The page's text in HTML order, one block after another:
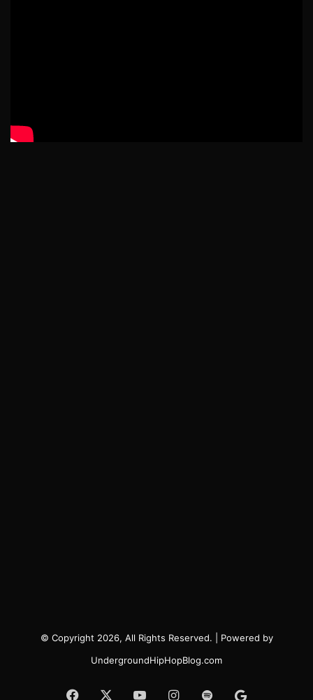
© Copyright 2026, All Rights Reserved. | Powered by
UndergroundHipHopBlog.com
Facebook YouTubeInstagram
SpotifyGoogle